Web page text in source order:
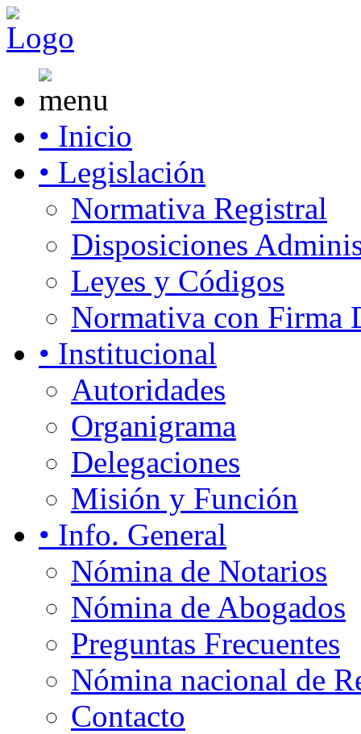
• Inicio
• Legislación
Normativa Registral
Disposiciones
Leyes y Códigos
Normativa con Firma
• Institucional
Autoridades
Organigrama
Delegaciones
Misión y Función
• Info. General
Nómina de Notarios
Nómina de Abogados
Preguntas Frecuentes
Nómina nacional de
Contacto